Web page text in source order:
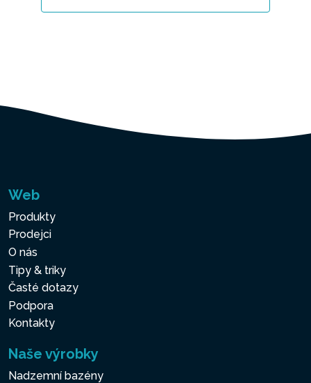
Web
Produkty
Prodejci
O nás
Tipy & triky
Časté dotazy
Podpora
Kontakty
Naše výrobky
Nadzemní bazény